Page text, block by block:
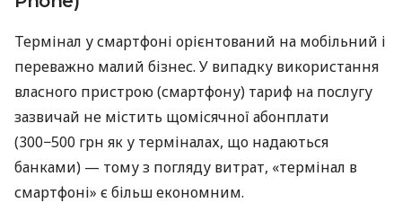
Термінал у смартфоні орієнтований на мобільний і
переважно малий бізнес. У випадку використання
власного пристрою (смартфону) тариф на послугу
зазвичай не містить щомісячної абонплати
(300−500 грн як у терміналах, що надаються
банками) — тому з погляду витрат, «термінал в
смартфоні» є більш економним.